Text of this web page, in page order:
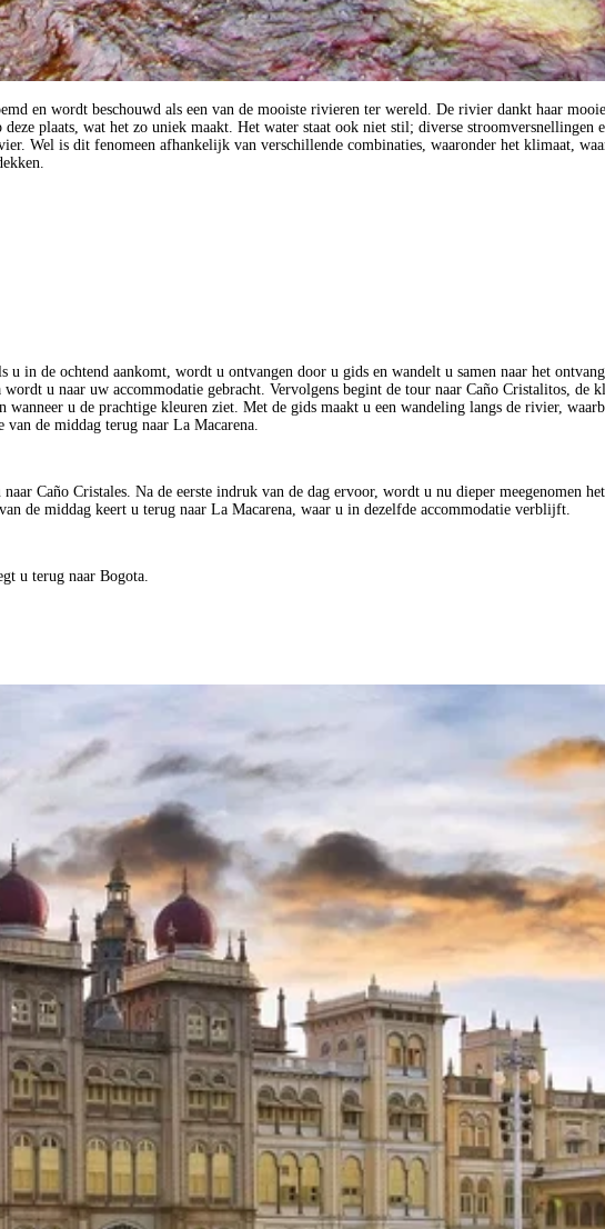
en wordt beschouwd als een van de mooiste rivieren ter wereld. De rivier dankt haar mooie
plaats, wat het zo uniek maakt. Het water staat ook niet stil; diverse
Wel is dit fenomeen afhankelijk van verschillende combinaties, waaronder het klimaat,
in de ochtend aankomt, wordt u ontvangen door u gids en wandelt u samen naar het
u naar uw accommodatie gebracht. Vervolgens begint de tour naar Caño Cristalitos, de
u de prachtige kleuren ziet. Met de gids maakt u een wandeling langs de rivier,
de middag terug naar La Macarena.
Caño Cristales. Na de eerste indruk van de dag ervoor, wordt u nu dieper meegenomen
de middag keert u terug naar La Macarena, waar u in dezelfde accommodatie verblijft.
u terug naar Bogota.